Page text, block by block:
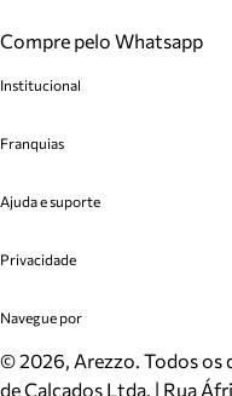
Compre pelo Whatsapp
Institucional
Cashback
Venda Corporativa
Mapa do Site
Inverno
Mundo Arezzo
Franquias
Plano de Negócio
Ajuda e suporte
Cadastro
Meus Pedidos
Trocas e Devoluções
Cartão Presente
Privacidade
Politica e Privacidade
Navegue por
Sapatos
Bolsas
©2026, Arezzo. Todos os
de Calçados Ltda. | Rua